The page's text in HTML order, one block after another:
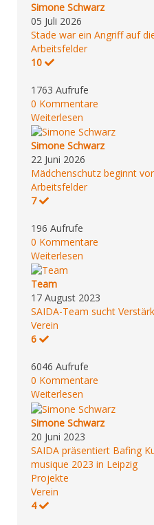
Simone Schwarz
05 Juli 2026
Stade war ein Angriff auf
Arbeitsfelder
10
1763 Aufrufe
0 Kommentare
Weiterlesen
Simone Schwarz
22 Juni 2026
Mädchenschutz beginnt
Arbeitsfelder
7
196 Aufrufe
0 Kommentare
Weiterlesen
Team
17 August 2023
SAIDA-Team sucht
Verein
6
6046 Aufrufe
0 Kommentare
Weiterlesen
Simone Schwarz
20 Juni 2023
SAIDA präsentiert Bafing
musique 2023 in Leipzig
Projekte
Verein
4